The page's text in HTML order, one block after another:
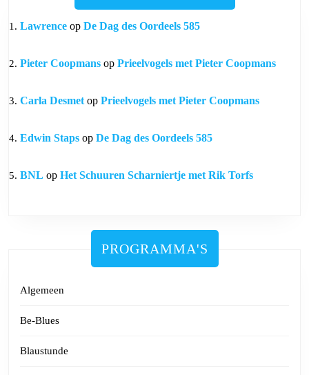
Lawrence op De Dag des Oordeels 585
Pieter Coopmans op Prieelvogels met Pieter Coopmans
Carla Desmetop Prieelvogels met Pieter Coopmans
Edwin Staps op De Dag des Oordeels 585
BNL op Het Schuuren Scharniertje met Rik Torfs
PROGRAMMA'S
Algemeen
Be-Blues
Blaustunde